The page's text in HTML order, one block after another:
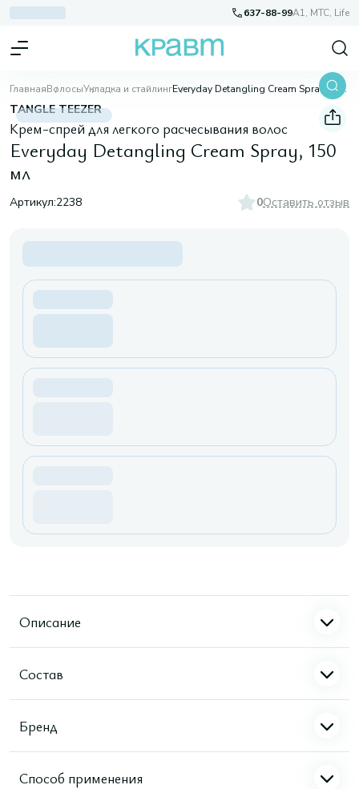
637-88-99A1, МТС, Life
ГлавнаяВолосыУкладка и стайлинг Everyday Detangling Cream Spray, 150 мл
TANGLE TEEZER
Крем-спрей для легкого расчесывания волос
Everyday Detangling Cream Spray, 150
мл
Артикул:2238 0Оставить отзыв
Описание
Состав
Бренд
Способ применения